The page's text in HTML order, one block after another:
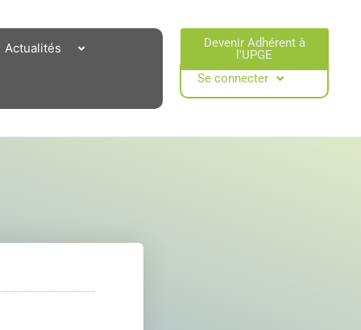
Actualités
Devenir Adhérent à
l'UPGE​
Se connecter